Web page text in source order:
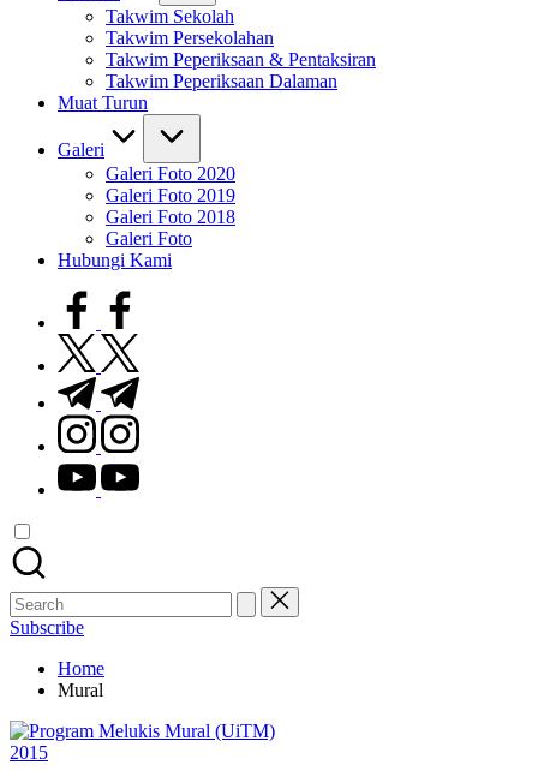
Takwim Sekolah
Takwim Persekolahan
Takwim Peperiksaan & Pentaksiran
Takwim Peperiksaan Dalaman
Muat Turun
Galeri
Galeri Foto 2020
Galeri Foto 2019
Galeri Foto 2018
Galeri Foto
Hubungi Kami
facebook.com
twitter.com
t.me
instagram.com
youtube.com
Search
for:
Subscribe
Home
Mural
Posted
2015